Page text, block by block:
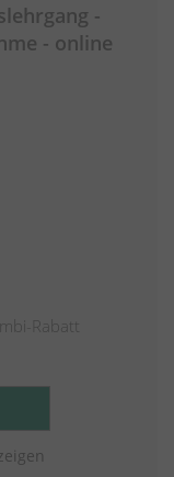
-
- online
Rabatt